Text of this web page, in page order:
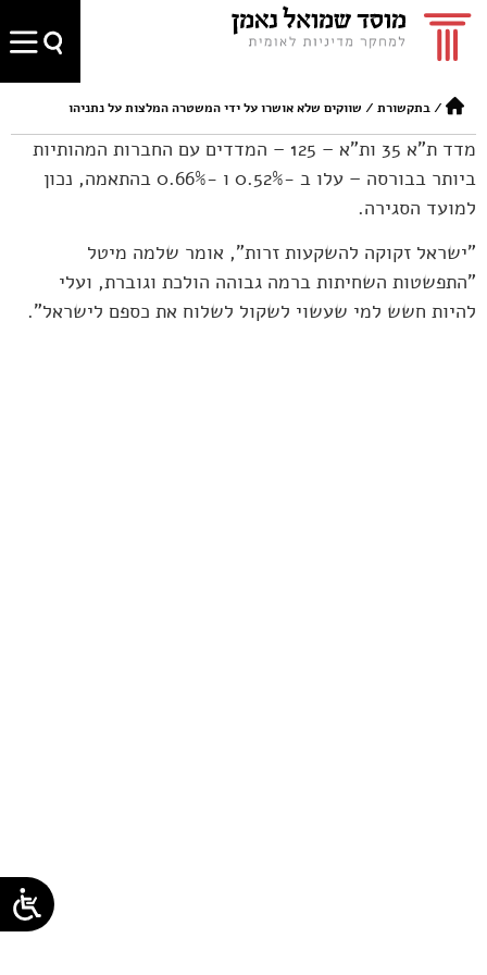
/בתקשורת / שווקים שלא אושרו על ידי המשטרה המלצות על נתניהו
מדד ת"א 35 ות"א – 125 – המדדים עם החברות המהותיות
ביותר בבורסה – עלו ב -0.52% ו -0.66% בהתאמה, נכון
למועד הסגירה.
"ישראל זקוקה להשקעות זרות", אומר שלמה מיטל
"התפשטות השחיתות ברמה גבוהה הולכת וגוברת, ועלי
להיות חשש למי שעשוי לשקול לשלוח את כספם לישראל".